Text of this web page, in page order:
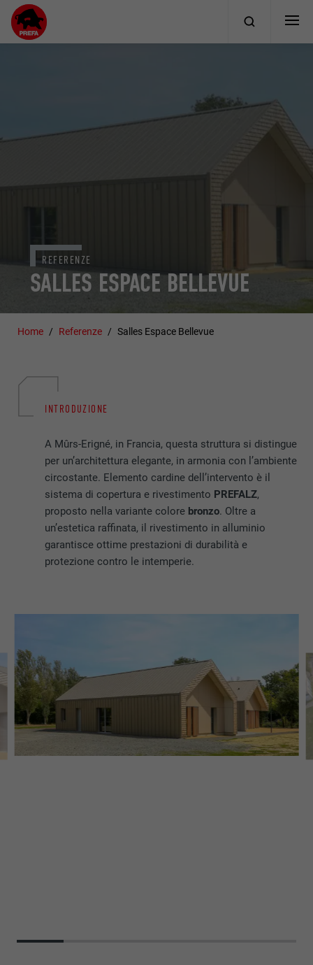
SALLES ESPACE BELLEVUE
REFERENZE
Home Referenze Salles Espace Bellevue
INTRODUZIONE
A Mûrs-Erigné, in Francia, questa struttura si distingue
per un’architettura elegante, in armonia con l’ambiente
circostante. Elemento cardine dell’intervento è il
sistema di copertura e rivestimento PREFALZ,
proposto nella variante colore bronzo. Oltre a
un’estetica raffinata, il rivestimento in alluminio
garantisce ottime prestazioni di durabilità e
protezione contro le intemperie.